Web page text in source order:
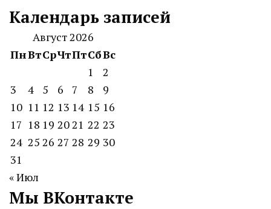
Календарь записей
Август 2026
ПнВтСрЧтПтСбВс
1
2
3
4 5 6 7 8
9
10 11 12 13 14 15 16
17 18 19 2021 22 23
24 25 26 27 28 29 30
31
« Июл
Мы ВКонтакте